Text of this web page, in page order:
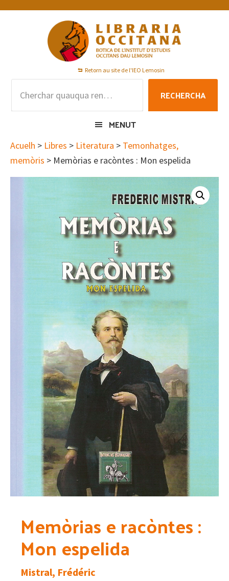
Skip
Skip
Skip
Retorn au site de l'IEO Lemosin
RECHERCHA
MENUT
Acuelh > Libres > Literatura > Temonhatges,
memòris > Memòrias e racòntes : Mon espelida
Memòrias e racòntes :
Mon espelida
Mistral, Frédéric